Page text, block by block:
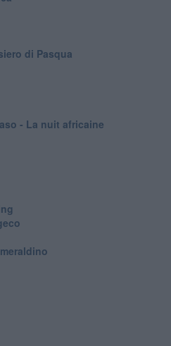
di Pasqua
- La nuit africaine